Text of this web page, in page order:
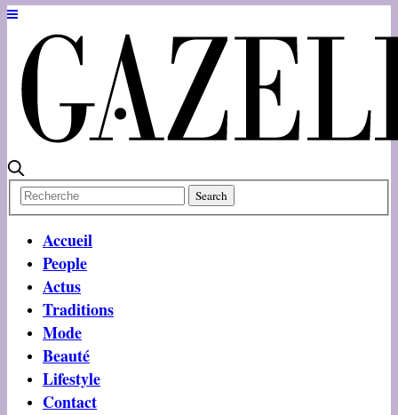
Accueil
People
Actus
Traditions
Mode
Beauté
Lifestyle
Contact